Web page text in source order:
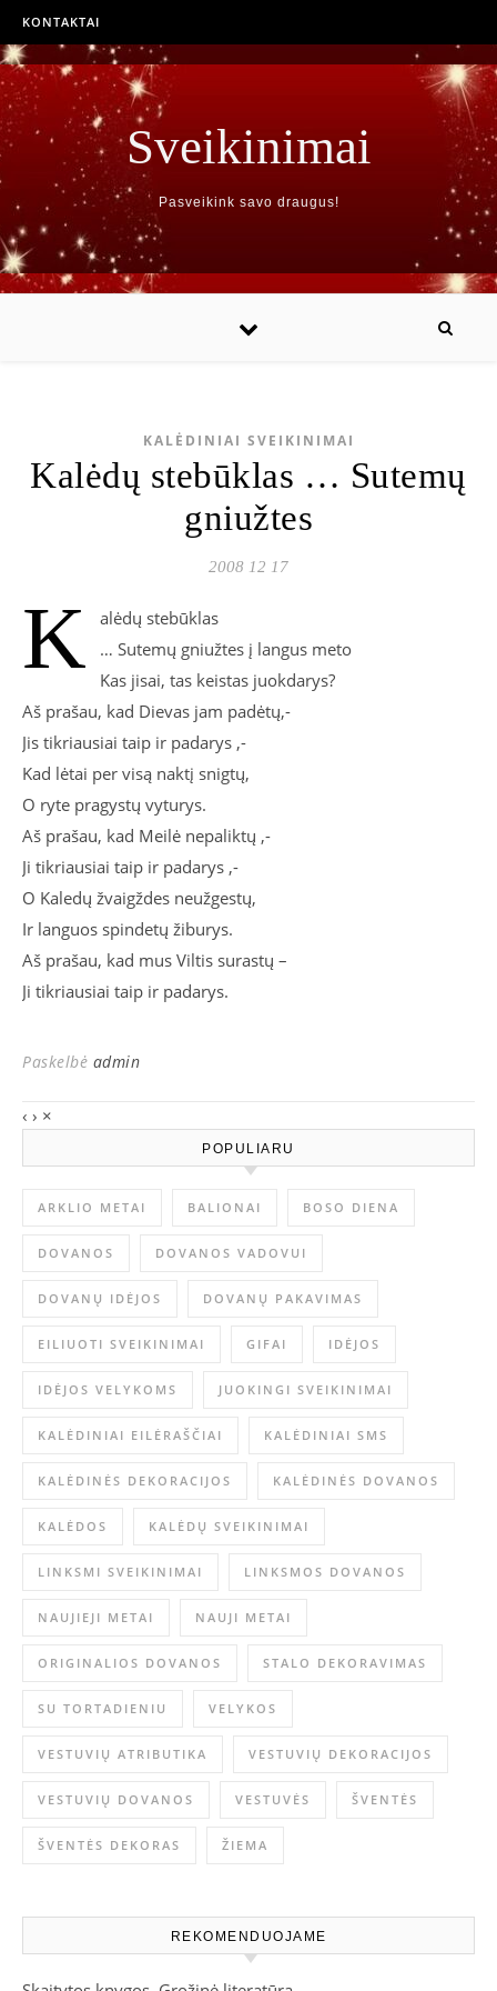
KONTAKTAI
Sveikinimai
Pasveikink savo draugus!
KALĖDINIAI SVEIKINIMAI
Kalėdų stebūklas … Sutemų
gniužtes
2008 12 17
K
alėdų stebūklas
… Sutemų gniužtes į langus meto
Kas jisai, tas keistas juokdarys?
Aš prašau, kad Dievas jam padėtų,-
Jis tikriausiai taip ir padarys ,-
Kad lėtai per visą naktį snigtų,
O ryte pragystų vyturys.
Aš prašau, kad Meilė nepaliktų ,-
Ji tikriausiai taip ir padarys ,-
O Kaledų žvaigždes neužgestų,
Ir languos spindetų žiburys.
Aš prašau, kad mus Viltis surastų –
Ji tikriausiai taip ir padarys.
Paskelbė admin
‹ › ×
POPULIARU
ARKLIO METAI BALIONAI BOSO DIENA
DOVANOS DOVANOS VADOVUI
DOVANŲ IDĖJOS DOVANŲ PAKAVIMAS
EILIUOTI SVEIKINIMAI GIFAI IDĖJOS
IDĖJOS VELYKOMS JUOKINGI SVEIKINIMAI
KALĖDINIAI EILĖRAŠČIAI KALĖDINIAI SMS
KALĖDINĖS DEKORACIJOS KALĖDINĖS DOVANOS
KALĖDOS KALĖDŲ SVEIKINIMAI
LINKSMI SVEIKINIMAI LINKSMOS DOVANOS
NAUJIEJI METAI NAUJI METAI
ORIGINALIOS DOVANOS STALO DEKORAVIMAS
SU TORTADIENIU VELYKOS
VESTUVIŲ ATRIBUTIKA VESTUVIŲ DEKORACIJOS
VESTUVIŲ DOVANOS VESTUVĖS ŠVENTĖS
ŠVENTĖS DEKORAS ŽIEMA
REKOMENDUOJAME